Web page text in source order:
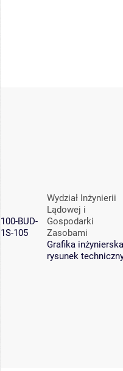
100-BUD-
1S-105
Wydział Inżynierii
Lądowej i
Gospodarki
Zasobami
Grafika
rysunek